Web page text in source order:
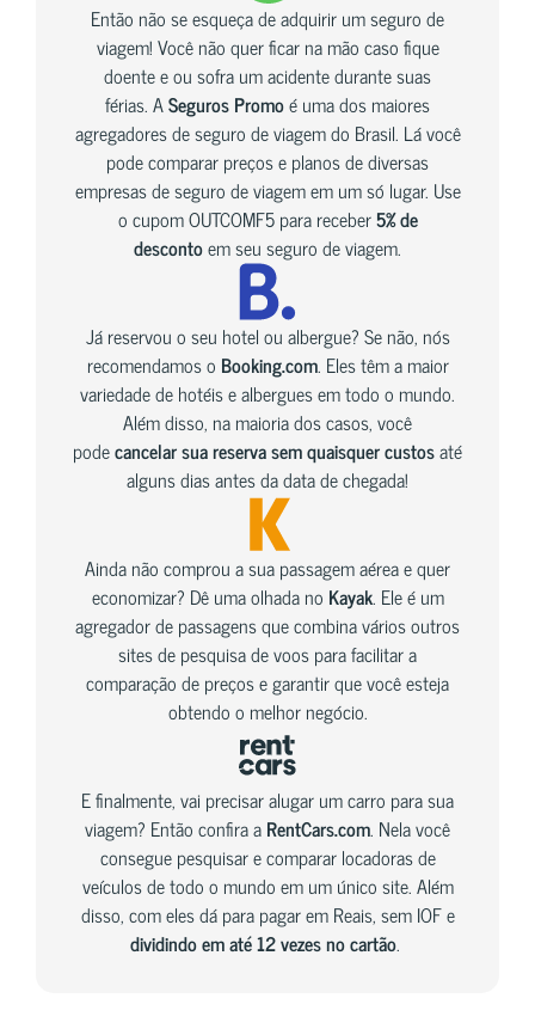
Então não se esqueça de adquirir um seguro de
viagem! Você não quer ficar na mão caso fique
doente e ou sofra um acidente durante suas
férias. ASeguros Promoé uma dos maiores
agregadores de seguro de viagem do Brasil. Lá você
pode comparar preços e planos de diversas
empresas de seguro de viagem em um só lugar. Use
o cupom OUTCOMF5 para receber5% de
descontoem seu seguro de viagem.
Já reservou o seu hotel ou albergue? Se não, nós
recomendamos o Booking.com. Eles têm a maior
variedade de hotéis e albergues em todo o mundo.
Além disso, na maioria dos casos, você
podecancelar sua reserva sem quaisquer custosaté
alguns dias antes da data de chegada!
Ainda não comprou a sua passagem aérea e quer
economizar? Dê uma olhada no Kayak. Ele é um
agregador de passagens que combina vários outros
sites de pesquisa de voos para facilitar a
comparação de preços e garantir que você esteja
obtendo o melhor negócio.
E finalmente, vai precisar alugar um carro para sua
viagem? Então confira aRentCars.com. Nela você
consegue pesquisar e comparar locadoras de
veículos de todo o mundo em um único site. Além
disso, com eles dá para pagar em Reais, sem IOF e
dividindo em até 12 vezes no cartão.